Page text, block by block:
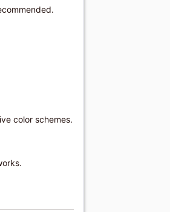
color schemes.